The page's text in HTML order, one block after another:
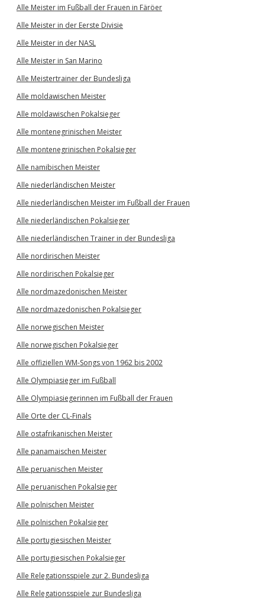
Alle Meister im Fußball der Frauen in Färöer
Alle Meister in der Eerste Divisie
Alle Meister in der NASL
Alle Meister in San Marino
Alle Meistertrainer der Bundesliga
Alle moldawischen Meister
Alle moldawischen Pokalsieger
Alle montenegrinischen Meister
Alle montenegrinischen Pokalsieger
Alle namibischen Meister
Alle niederländischen Meister
Alle niederländischen Meister im Fußball der Frauen
Alle niederländischen Pokalsieger
Alle niederländischen Trainer in der Bundesliga
Alle nordirischen Meister
Alle nordirischen Pokalsieger
Alle nordmazedonischen Meister
Alle nordmazedonischen Pokalsieger
Alle norwegischen Meister
Alle norwegischen Pokalsieger
Alle offiziellen WM-Songs von 1962 bis 2002
Alle Olympiasieger im Fußball
Alle Olympiasiegerinnen im Fußball der Frauen
Alle Orte der CL-Finals
Alle ostafrikanischen Meister
Alle panamaischen Meister
Alle peruanischen Meister
Alle peruanischen Pokalsieger
Alle polnischen Meister
Alle polnischen Pokalsieger
Alle portugiesischen Meister
Alle portugiesischen Pokalsieger
Alle Relegationsspiele zur 2. Bundesliga
Alle Relegationsspiele zur Bundesliga